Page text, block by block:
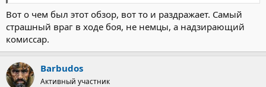
Вот о чем был этот обзор, вот то и раздражает. Самый
страшный враг в ходе боя, не немцы, а надзирающий
комиссар.
Barbudos
Активный участник